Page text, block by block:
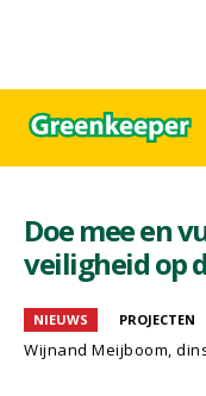
Doe mee en
veiligheid op
NIEUWS PROJECTEN
Wijnand Meijboom,